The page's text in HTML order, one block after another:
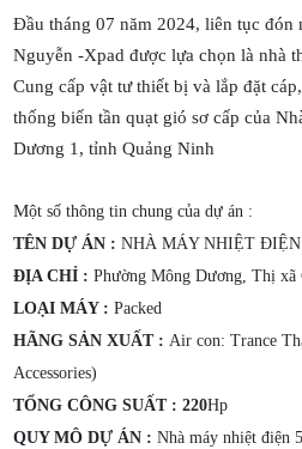
Đầu tháng 07 năm 2024, liên tục đón
Nguyễn -Xpad được lựa chọn là nhà
Cung cấp vật tư thiết bị và lắp đặt
thống biến tần quạt gió sơ cấp của
Dương 1, tỉnh Quảng Ninh
Một số thông tin chung của dự án :
TÊN DỰ ÁN : NHÀ MÁY NHIỆT ĐIỆN
ĐỊA CHỈ :Phường Mông Dương, Thị xã
LOẠI MÁY :Packed
HÃNG SẢN XUẤT :Air con: Trance
Accessories)
TỔNG CÔNG SUẤT : 220Hp
QUY MÔ DỰ ÁN :Nhà máy nhiệt điện